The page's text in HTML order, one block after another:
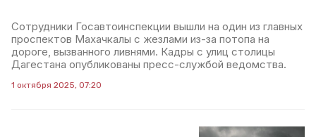
Сотрудники Госавтоинспекции вышли на один из главных
проспектов Махачкалы с жезлами из-за потопа на
дороге, вызванного ливнями. Кадры с улиц столицы
Дагестана опубликованы пресс-службой ведомства.
1 октября 2025, 07:20